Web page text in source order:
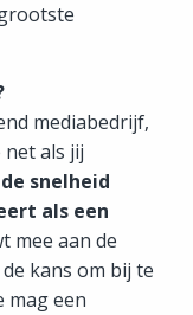
mediabedrijf,
als jij
snelheid
als een
mee aan de
kans om bij te
mag een